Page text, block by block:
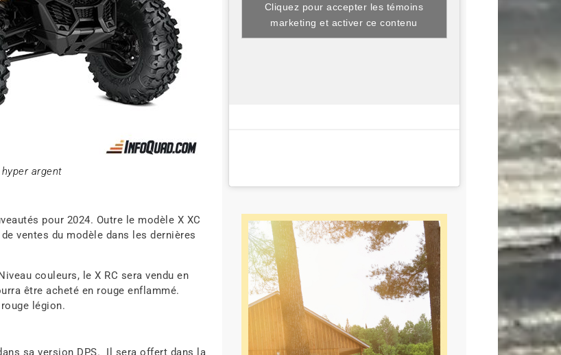
argent
pour 2024. Outre le modèle X XC
ventes du modèle dans les dernières
couleurs, le X RC sera vendu en
être acheté en rouge enflammé.
légion.
sa version DPS. Il sera offert dans la
Cliquez pour accepter les témoins
marketing et activer ce contenu